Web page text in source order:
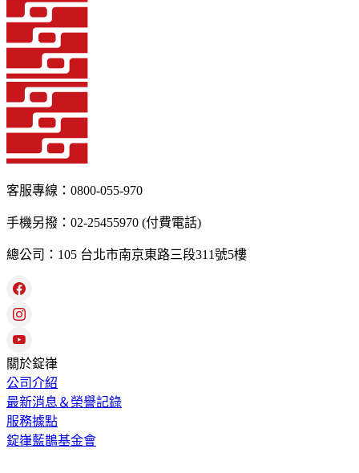
客服專線：0800-055-970
手機另撥：02-25455970 (付費電話)
總公司：105 台北市南京東路三段311號5樓
關於錠嵂
公司介紹
最新消息＆榮譽記錄
服務據點
錠嵂藍鵲基金會